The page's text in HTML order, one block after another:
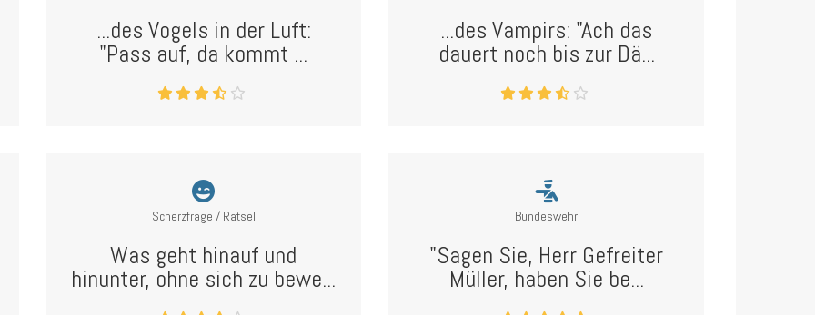
...des Vogels in der Luft:
"Pass auf, da kommt ...
...des Vampirs: "Ach das
dauert noch bis zur Dä...
Scherzfrage / Rätsel
Was geht hinauf und
hinunter, ohne sich zu bewe...
Bundeswehr
"Sagen Sie, Herr Gefreiter
Müller, haben Sie be...